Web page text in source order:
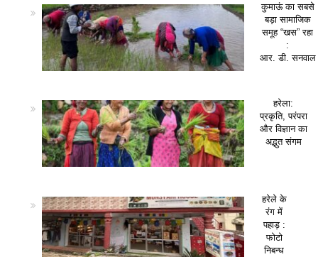
कुमाऊं का सबसे
बड़ा सामाजिक
समूह “खस” रहा
:
आर. डी. सनवाल
हरेला:
प्रकृति, परंपरा
और विज्ञान का
अद्भुत संगम
हरेले के
रंग में
पहाड़ :
फोटो
निबन्ध